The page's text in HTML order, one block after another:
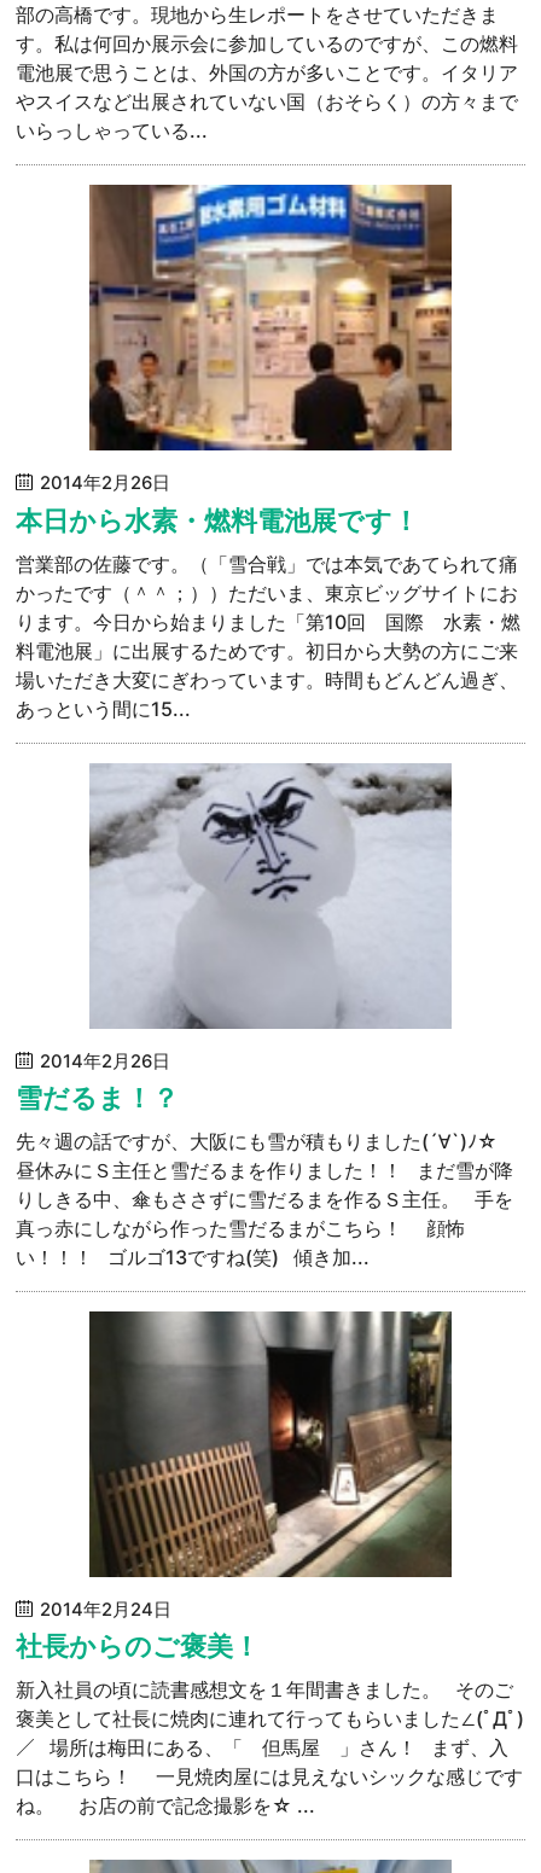
部の高橋です。現地から生レポートをさせていただきま
す。私は何回か展示会に参加しているのですが、この燃料
電池展で思うことは、外国の方が多いことです。イタリア
やスイスなど出展されていない国（おそらく）の方々まで
いらっしゃっている...
2014年2月26日
本日から水素・燃料電池展です！
営業部の佐藤です。（「雪合戦」では本気であてられて痛
かったです（＾＾；））ただいま、東京ビッグサイトにお
ります。今日から始まりました「第10回 国際 水素・燃
料電池展」に出展するためです。初日から大勢の方にご来
場いただき大変にぎわっています。時間もどんどん過ぎ、
あっという間に15...
2014年2月26日
雪だるま！？
先々週の話ですが、大阪にも雪が積もりました(´∀`)ﾉ☆
昼休みにＳ主任と雪だるまを作りました！！ まだ雪が降
りしきる中、傘もささずに雪だるまを作るＳ主任。 手を
真っ赤にしながら作った雪だるまがこちら！ 顔怖
い！！！ ゴルゴ13ですね(笑) 傾き加...
2014年2月24日
社長からのご褒美！
新入社員の頃に読書感想文を１年間書きました。 そのご
褒美として社長に焼肉に連れて行ってもらいました∠(ﾟДﾟ)
／ 場所は梅田にある、「 但馬屋 」さん！ まず、入
口はこちら！ 一見焼肉屋には見えないシックな感じです
ね。 お店の前で記念撮影を☆ ...